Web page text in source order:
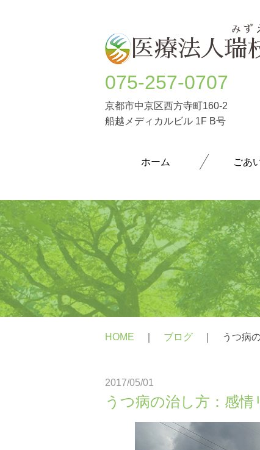
医療法人瑞
075-257-0707
京都市中京区西方寺町160-2
船越メディカルビル 1F B号
ホーム ごあ
躁うつ病
大人の発達障害(ASD・ADHD)
パニック障害
PTSD
統合失調症
HOME ブログ うつ病
2017/05/01
うつ病の治し方：感